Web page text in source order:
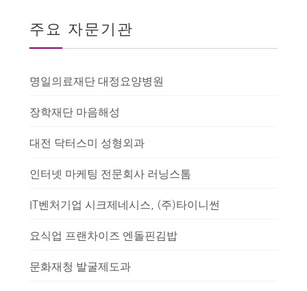
주요 자문기관
명일의료재단 대정요양병원
장학재단 마음해성
대전 닥터스미 성형외과
인터넷 마케팅 전문회사 러닝스톰
IT벤처기업 시크제네시스, (주)타이니썬
요식업 프랜차이즈 엔돌핀김밥
문화재청 발굴제도과